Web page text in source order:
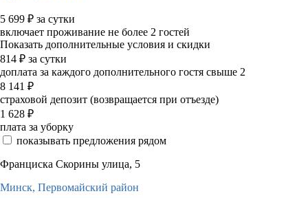
5 699 ₽ за сутки
включает проживание не более 2 гостей
Показать дополнительные условия и скидки
814 ₽ за сутки
доплата за каждого дополнительного гостя свыше 2
8 141 ₽
страховой депозит (возвращается при отъезде)
1 628 ₽
плата за уборку
показывать предложения рядом
Франциска Скорины улица, 5
Минск, Первомайский район